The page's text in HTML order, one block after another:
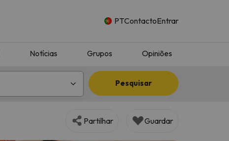
PTContactoEntrar
Notícias Grupos Opiniões
Pesquisar
Partilhar Guardar